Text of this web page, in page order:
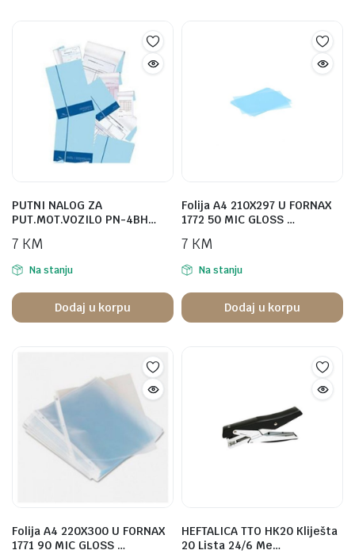
PUTNI NALOG ZA
PUT.MOT.VOZILO PN-4BH…
7 KM
Na stanju
Dodaj u korpu
Folija A4 210X297 U FORNAX
1772 50 MIC GLOSS …
7 KM
Na stanju
Dodaj u korpu
Folija A4 220X300 U FORNAX
1771 90 MIC GLOSS …
HEFTALICA TTO HK20 Kliješta
20 Lista 24/6 Me…